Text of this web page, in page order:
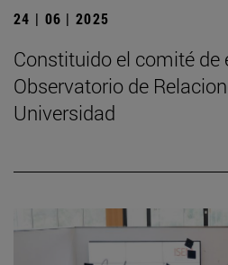
24 | 06 | 2025
Constituido el comité de
Observatorio de
Universidad